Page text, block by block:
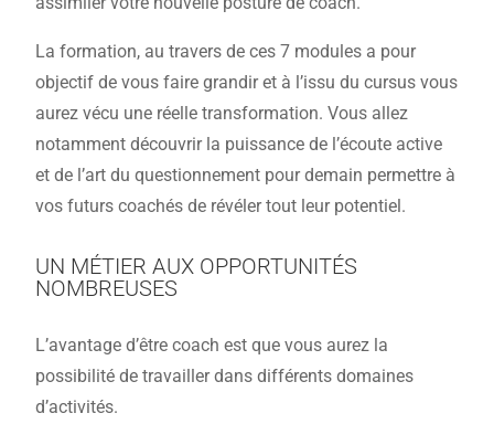
La formation, au travers de ces 7 modules a pour
objectif de vous faire grandir et à l’issu du cursus vous
aurez vécu une réelle transformation. Vous allez
notamment découvrir la puissance de l’écoute active
et de l’art du questionnement pour demain permettre à
vos futurs coachés de révéler tout leur potentiel.
UN MÉTIER AUX OPPORTUNITÉS
NOMBREUSES
L’avantage d’être coach est que vous aurez la
possibilité de travailler dans différents domaines
d’activités.